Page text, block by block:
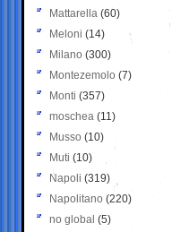
Mattarella (60)
Meloni (14)
Milano (300)
Montezemolo (7)
Monti (357)
moschea (11)
Musso (10)
Muti (10)
Napoli (319)
Napolitano (220)
no global (5)